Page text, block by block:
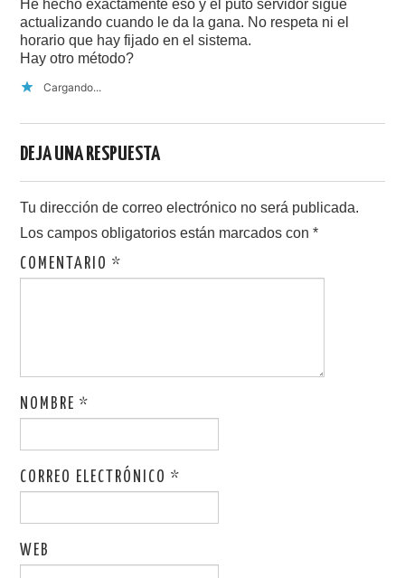
He hecho exactamente eso y el puto servidor sigue
actualizando cuando le da la gana. No respeta ni el
horario que hay fijado en el sistema.
Hay otro método?
Cargando...
DEJA UNA RESPUESTA
Tu dirección de correo electrónico no será publicada.
Los campos obligatorios están marcados con*
COMENTARIO*
NOMBRE*
CORREO ELECTRÓNICO*
WEB